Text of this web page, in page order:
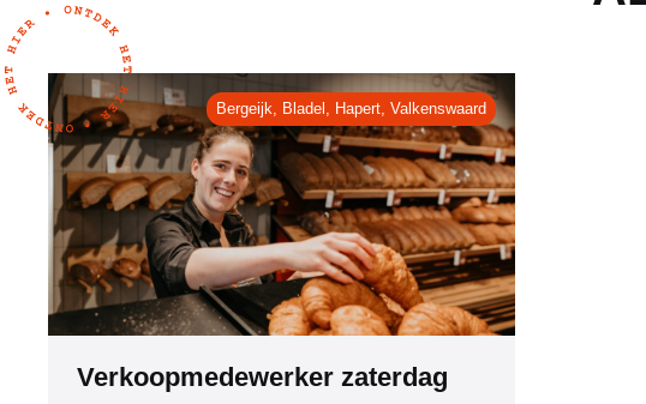
Bergeijk Bladel Hapert ,Valkenswaard
Verkoopmedewerker zaterdag